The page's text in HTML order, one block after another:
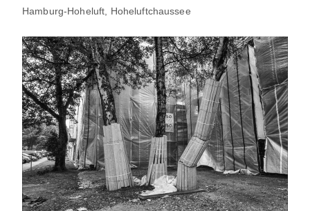
Hamburg-Hoheluft, Hoheluftchaussee